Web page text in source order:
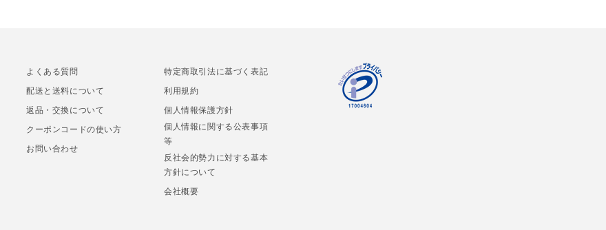
よくある質問
配送と送料について
返品・交換について
クーポンコードの使い方
お問い合わせ
特定商取引法に基づく表記
利用規約
個人情報保護方針
個人情報に関する公表事項
等
反社会的勢力に対する基本
方針について
会社概要